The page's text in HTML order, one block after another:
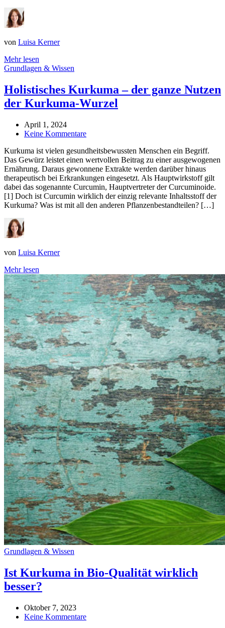
von Luisa Kerner
Mehr lesen
Grundlagen & Wissen
Holistisches Kurkuma – der ganze Nutzen
der Kurkuma-Wurzel
April 1, 2024
Keine Kommentare
Kurkuma ist vielen gesundheitsbewussten Menschen ein Begriff.
Das Gewürz leistet einen wertvollen Beitrag zu einer ausgewogenen
Ernährung. Daraus gewonnene Extrakte werden darüber hinaus
therapeutisch bei Erkrankungen eingesetzt. Als Hauptwirkstoff gilt
dabei das sogenannte Curcumin, Hauptvertreter der Curcuminoide.
[1] Doch ist Curcumin wirklich der einzig relevante Inhaltsstoff der
Kurkuma? Was ist mit all den anderen Pflanzenbestandteilen? […]
von Luisa Kerner
Mehr lesen
Grundlagen & Wissen
Ist Kurkuma in Bio-Qualität wirklich
besser?
Oktober 7, 2023
Keine Kommentare